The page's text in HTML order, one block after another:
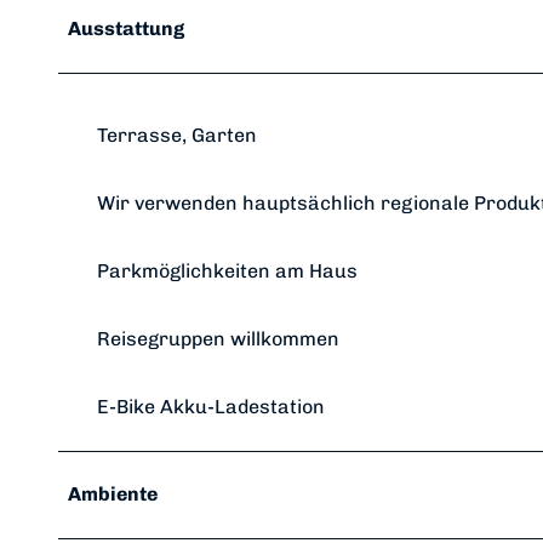
Ausstattung
Terrasse, Garten
Wir verwenden hauptsächlich regionale
Parkmöglichkeiten am Haus
Reisegruppen willkommen
E-Bike Akku-Ladestation
Ambiente